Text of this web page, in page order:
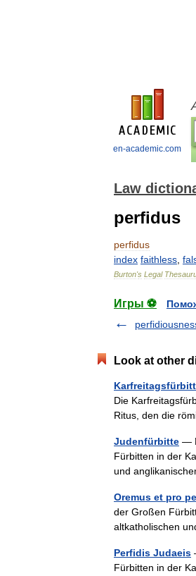
en-academic.com
Law
perfidus
perfidus
index faithless
Burton's Legal
Игры ⚽
Look at other
Die
Ritus, den die
Judenfürbitte —
Fürbitten in der
und
Oremus et pro
der Großen
altkatholischen
Perfidis Judaeis
Fürbitten in der